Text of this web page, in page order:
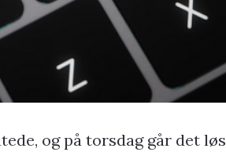
og på torsdag går det løs